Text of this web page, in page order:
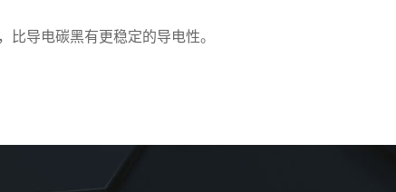
比导电碳黑有更稳定的导电性。